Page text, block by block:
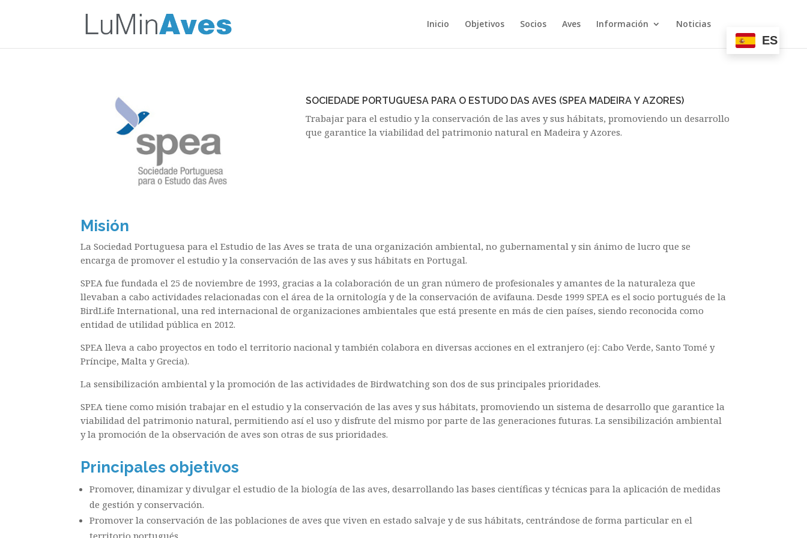
Inicio Objetivos Socios Aves Información Noticias
ES
SOCIEDADE PORTUGUESA PARA O ESTUDO DAS AVES (SPEA MADEIRA Y AZORES)
Trabajar para el estudio y la conservación de las aves y sus hábitats, promoviendo un desarrollo
que garantice la viabilidad del patrimonio natural en Madeira y Azores.
Misión
La Sociedad Portuguesa para el Estudio de las Aves se trata de una organización ambiental, no gubernamental y sin ánimo de lucro que se
encarga de promover el estudio y la conservación de las aves y sus hábitats en Portugal.
SPEA fue fundada el 25 de noviembre de 1993, gracias a la colaboración de un gran número de profesionales y amantes de la naturaleza que
llevaban a cabo actividades relacionadas con el área de la ornitología y de la conservación de avifauna. Desde 1999 SPEA es el socio portugués de la
BirdLife International, una red internacional de organizaciones ambientales que está presente en más de cien países, siendo reconocida como
entidad de utilidad pública en 2012.
SPEA lleva a cabo proyectos en todo el territorio nacional y también colabora en diversas acciones en el extranjero (ej: Cabo Verde, Santo Tomé y
Príncipe, Malta y Grecia).
La sensibilización ambiental y la promoción de las actividades de Birdwatching son dos de sus principales prioridades.
SPEA tiene como misión trabajar en el estudio y la conservación de las aves y sus hábitats, promoviendo un sistema de desarrollo que garantice la
viabilidad del patrimonio natural, permitiendo así el uso y disfrute del mismo por parte de las generaciones futuras. La sensibilización ambiental
y la promoción de la observación de aves son otras de sus prioridades.
Principales objetivos
Promover, dinamizar y divulgar el estudio de la biología de las aves, desarrollando las bases científicas y técnicas para la aplicación de medidas
de gestión y conservación.
Promover la conservación de las poblaciones de aves que viven en estado salvaje y de sus hábitats, centrándose de forma particular en el
territorio portugués.